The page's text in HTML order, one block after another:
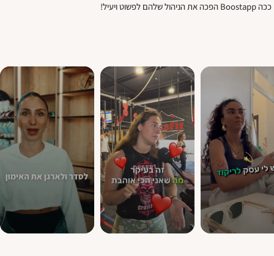
ככה Boostapp הפכה את הניהול שלהם לפשוט ויעיל!